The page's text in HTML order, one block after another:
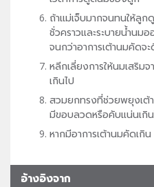
ถ้าแม่เจ็บมากจนทนให้ลู
ชั่วคราวและระบายน้ำนม
จนกว่าอาการเต้านมคัดจ
หลีกเลี่ยงการให้นมเสริม
เกินไป
สวมยกทรงที่ช่วยพยุงเต้
มีขอบลวดหรือคับแน่นเกิน
หากมีอาการเต้านมคัดเกิ
อ้างอิงจาก